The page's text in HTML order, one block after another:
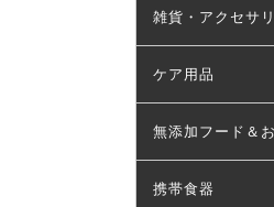
雑貨・アクセサ
ケア用品
無添加フード＆
携帯食器